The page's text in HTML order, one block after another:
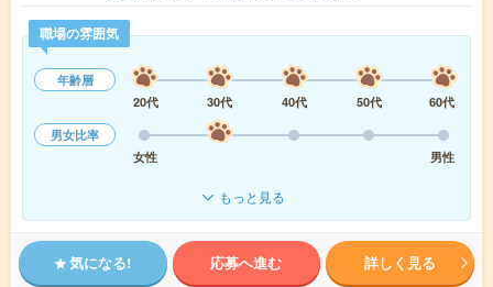
職場の雰囲気
年齢層
20代
30代 40代 50代
60代
男女比率
女性
男性
もっと見る
気になる! 応募へ進む 詳しく見る